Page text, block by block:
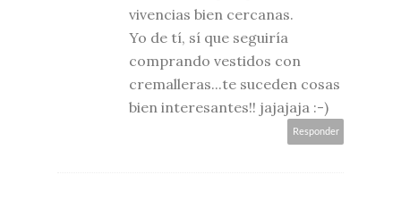
vivencias bien cercanas.
Yo de tí, sí que seguiría
comprando vestidos con
cremalleras...te suceden cosas
bien interesantes!! jajajaja :-)
Responder